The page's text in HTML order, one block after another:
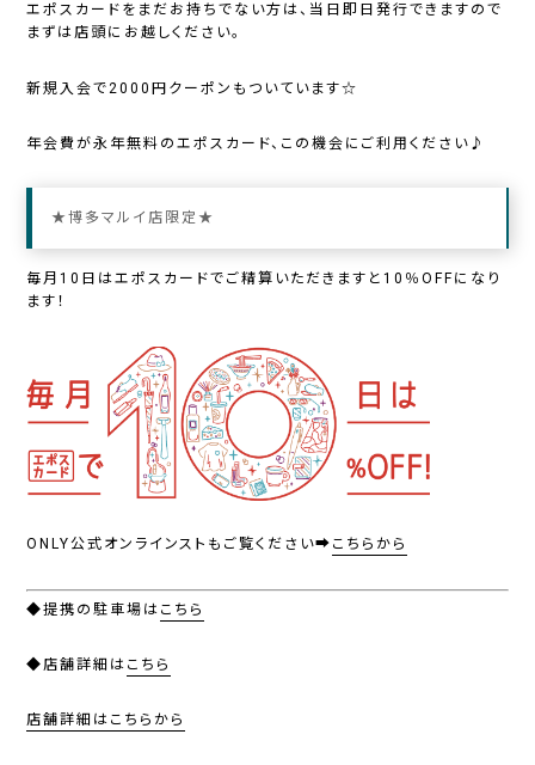
エポスカードをまだお持ちでない方は、当日即日発行できますので
まずは店頭にお越しください。
新規入会で2000円クーポンもついています☆
年会費が永年無料のエポスカード、この機会にご利用ください♪
★博多マルイ店限定★
毎月10日はエポスカードでご精算いただきますと10％OFFになり
ます！
ONLY公式オンラインスト もご覧ください➡ こちらから
◆提携の駐車場は こちら
◆店舗詳細は こちら
店舗詳細はこちらから